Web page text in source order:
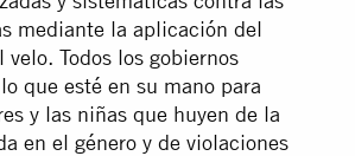
mediante la aplicación del
Todos los gobiernos
que esté en su mano para
y las niñas que huyen de la
en el género y de violaciones